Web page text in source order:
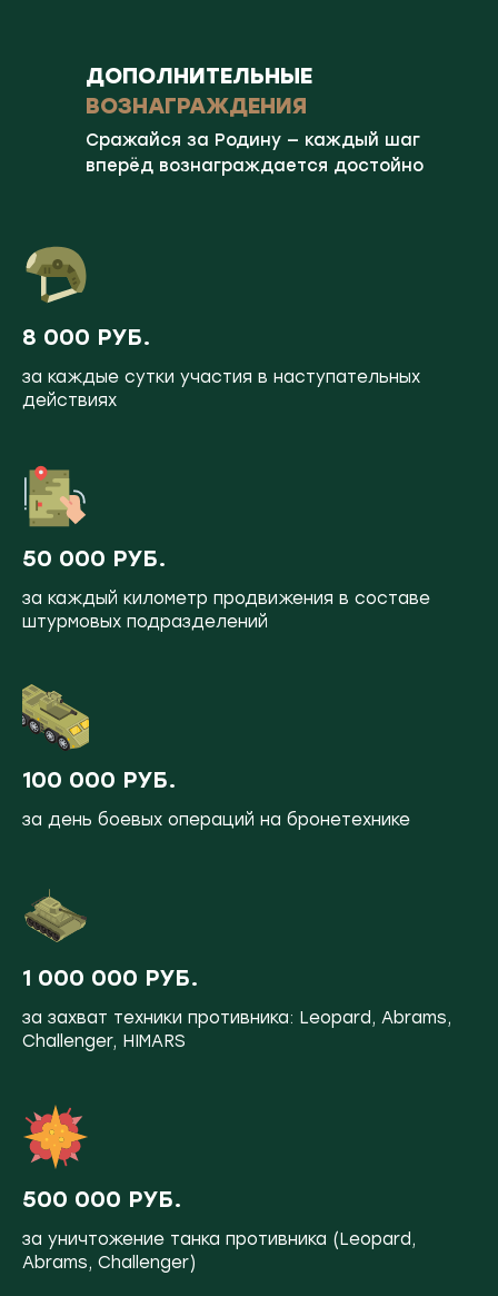
ДОПОЛНИТЕЛЬНЫЕ
ВОЗНАГРАЖДЕНИЯ
Сражайся за Родину — каждый шаг
вперёд вознаграждается достойно
8 000 РУБ.
за каждые сутки участия в наступательных
действиях
50 000 РУБ.
за каждый километр продвижения в составе
штурмовых подразделений
100 000 РУБ.
за день боевых операций на бронетехнике
1 000 000 РУБ.
за захват техники противника: Leopard, Abrams,
Challenger, HIMARS
500 000 РУБ.
за уничтожение танка противника (Leopard,
Abrams, Challenger)